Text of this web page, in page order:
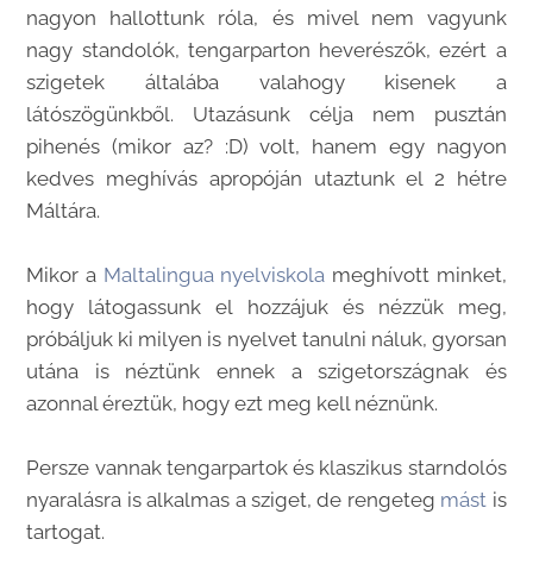
nagyon hallottunk róla, és mivel nem vagyunk
nagy standolók, tengarparton heverészők, ezért a
szigetek általába valahogy kisenek a
látószögünkből. Utazásunk célja nem pusztán
pihenés (mikor az? :D) volt, hanem egy nagyon
kedves meghívás apropóján utaztunk el 2 hétre
Máltára.
Mikor a Maltalingua nyelviskola meghívott minket,
hogy látogassunk el hozzájuk és nézzük meg,
próbáljuk ki milyen is nyelvet tanulni náluk, gyorsan
utána is néztünk ennek a szigetországnak és
azonnal éreztük, hogy ezt meg kell néznünk.
Persze vannak tengarpartok és klaszikus starndolós
nyaralásra is alkalmas a sziget, de rengeteg mást is
tartogat.